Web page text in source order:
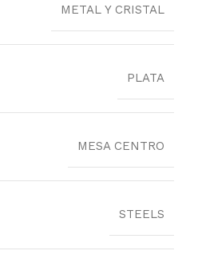
METAL Y CRISTAL
PLATA
MESA CENTRO
STEELS